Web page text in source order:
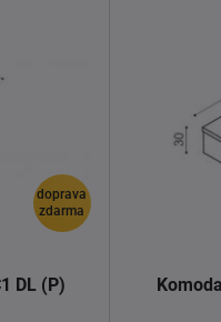
doprava
zdarma
DL (P)